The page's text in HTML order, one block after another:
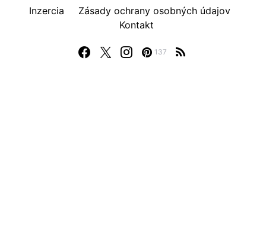
137
Inzercia
Zásady ochrany osobných údajov
Kontakt